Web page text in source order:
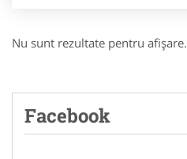
Nu sunt rezultate pentru afişare.
Facebook